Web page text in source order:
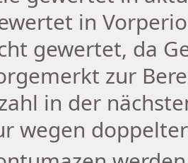
in
gewertet, da
zur
in der
wegen